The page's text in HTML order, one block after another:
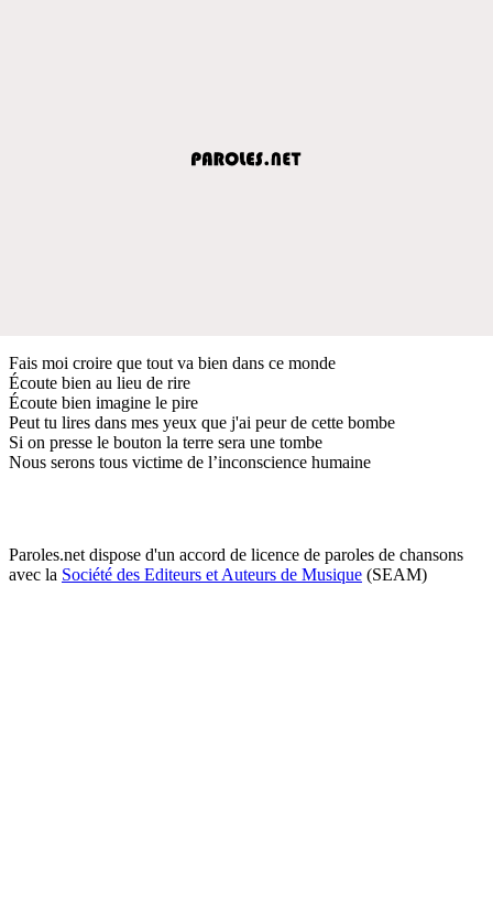
Fais moi croire que tout va bien dans ce monde
Écoute bien au lieu de rire
Écoute bien imagine le pire
Peut tu lires dans mes yeux que j'ai peur de cette bombe
Si on presse le bouton la terre sera une tombe
Nous serons tous victime de l’inconscience humaine
Paroles.net dispose d'un accord de licence de paroles de chansons
avec la Société des Editeurs et Auteurs de Musique (SEAM)